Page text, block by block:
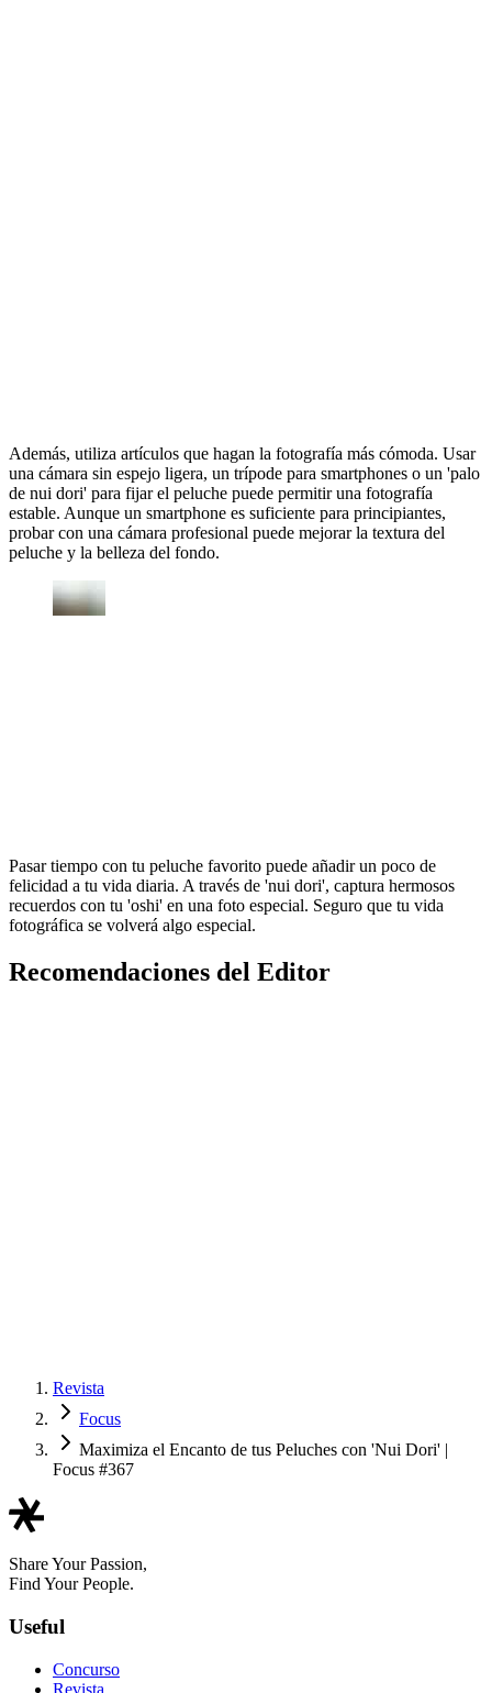
Además, utiliza artículos que hagan la fotografía más cómoda. Usar
una cámara sin espejo ligera, un trípode para smartphones o un 'palo
de nui dori' para fijar el peluche puede permitir una fotografía
estable. Aunque un smartphone es suficiente para principiantes,
probar con una cámara profesional puede mejorar la textura del
peluche y la belleza del fondo.
Pasar tiempo con tu peluche favorito puede añadir un poco de
felicidad a tu vida diaria. A través de 'nui dori', captura hermosos
recuerdos con tu 'oshi' en una foto especial. Seguro que tu vida
fotográfica se volverá algo especial.
Recomendaciones del Editor
Revista
Focus
Maximiza el Encanto de tus Peluches con 'Nui Dori' |
Focus #367
Share Your Passion,
Find Your People.
Useful
Concurso
Revista